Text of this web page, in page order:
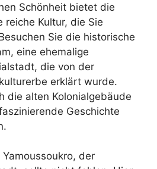
Schönheit bietet die
reiche Kultur, die Sie
Sie die historische
eine ehemalige
die von der
erklärt wurde.
die alten Kolonialgebäude
Geschichte
der